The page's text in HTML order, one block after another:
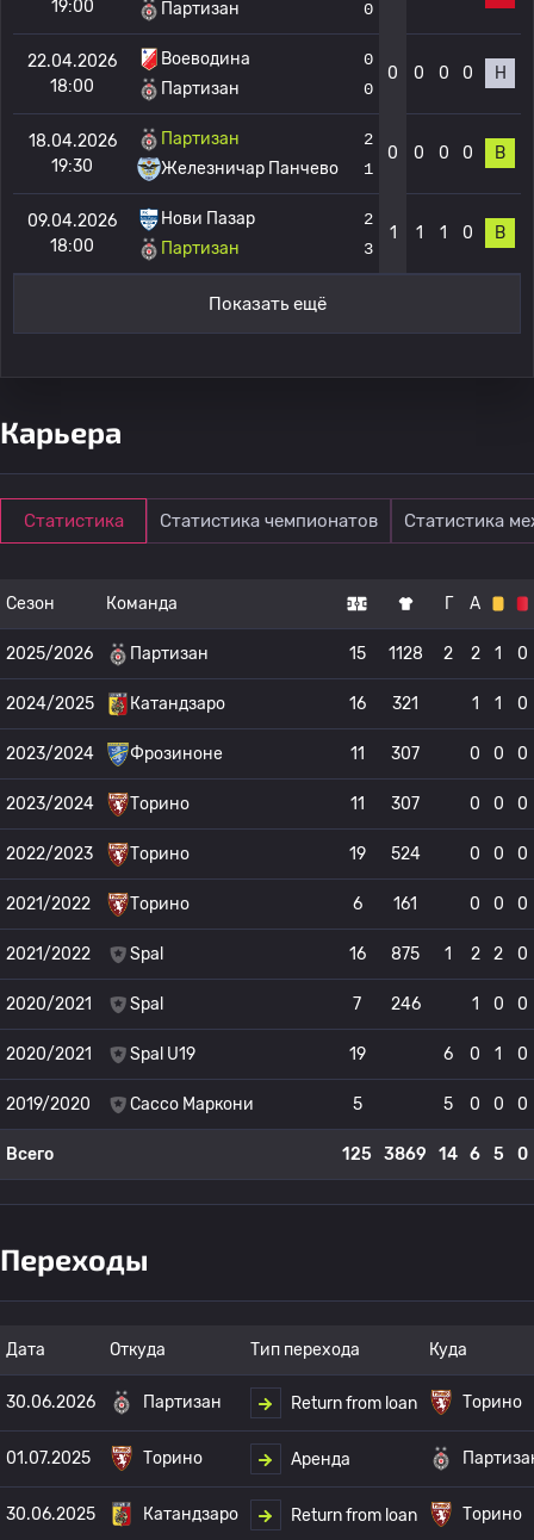
19:00 Партизан 0
22.04.2026
18:00
Воеводина
Партизан
0
0
0 0 0 0 Н
18.04.2026
19:30
Партизан
Железничар Панчево
2
1
0 0 0 0 В
09.04.2026
18:00
Нови Пазар
Партизан
2
3
1 1 1 0 В
Показать ещё
Карьера
Статистика Статистика чемпионатов Статистика
Сезон Команда Г А
2025/2026 Партизан 15 1128 2 2 1 0
2024/2025 Катандзаро 16 321 1 1 0
2023/2024 Фрозиноне 11 307 0 0 0
2023/2024 Торино 11 307 0 0 0
2022/2023 Торино 19 524 0 0 0
2021/2022 Торино 6 161 0 0 0
2021/2022 Spal 16 875 1 2 2 0
2020/2021 Spal 7 246 1 0 0
2020/2021 Spal U19 19 6 0 1 0
2019/2020 Сассо Маркони 5 5 0 0 0
Всего 125 3869 14 6 5 0
Переходы
Дата Откуда Тип перехода Куда
30.06.2026 Партизан Return from loan Торино
01.07.2025 Торино Аренда
30.06.2025 Катандзаро Return from loan Торино